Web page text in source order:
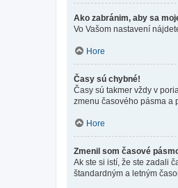
Ako zabránim, aby sa
Vo Vašom nastavení
Hore
Časy sú chybné!
Časy sú takmer vždy v
zmenu časového pásma a
Hore
Zmenil som časové
Ak ste si istí, že ste zadali
štandardným a letným